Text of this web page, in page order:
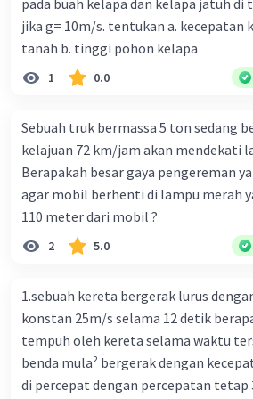
mereka. Akhirnya, seluruh pasukan
dikalahkan oleh Bandung
Bondowoso berhasil masuk ke dalam
merasa terkejut karena ia melihat
sangat cantik. Ternyata, gadis itu
menyangka jika Prabu Baka yang
memiliki putri yang sangat cantik.
yang lama, Bandung Bondowoso
Roro Jonggrang. Bandung
memikirkan kecantikan Roro
sampai tidak bisa tidur karena ia
pun memberanikan diri bertanya
untuk memperistrinya. Roro
saat diajak menikah Bandung
merasa sangat takut pada Bandung
pria ini sudah membunuh ayahnya.
pada buah kelapa dan kelapa jatuh di
jika g= 10m/s. tentukan a. kecepatan
tanah b. tinggi pohon kelapa
1 0.0
Sebuah truk bermassa 5 ton sedang
kelajuan 72 km/jam akan mendekati
Berapakah besar gaya pengereman
agar mobil berhenti di lampu merah
110 meter dari mobil ?
2 5.0
1.sebuah kereta bergerak lurus
konstan 25m/s selama 12 detik
tempuh oleh kereta selama waktu tersebut.. .
benda mula² bergerak dengan
di percepat dengan percepatan tetap